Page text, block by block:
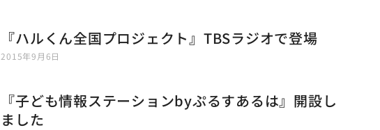
『ハルくん全国プロジェクト』TBSラジオで登場
2015年9月6日
『子ども情報ステーションbyぷるすあるは』開設し
ました